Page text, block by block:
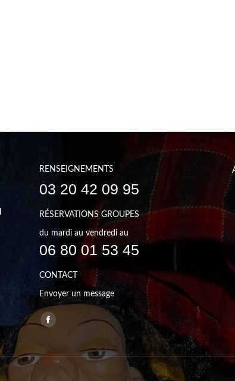
RENSEIGNEMENTS
03 20 42 09 95
RÉSERVATIONS GROUPES
du mardi au vendredi au
06 80 01 53 45
CONTACT
Envoyer un message
Trouvez nous sur :
Facebook
opens